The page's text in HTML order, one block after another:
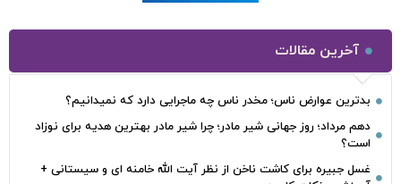
آخرین مقالات
بدترین عوارض ناس؛ مخدر ناس چه ماجرایی دارد که نمیدانیم؟
دهم مرداد؛ روز جهانی شیر مادر؛ چرا شیر مادر بهترین هدیه برای نوزاد
است؟
غسل جبیره برای کاشت ناخن از نظر آیت الله خامنه ای و سیستانی +